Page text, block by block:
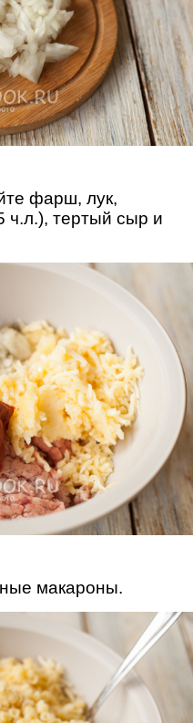
фарш, лук,
ч.л.), тертый сыр и
макароны.